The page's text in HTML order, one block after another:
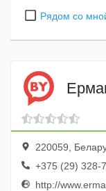
Рядом со
220059,
+375 (29) 328-
http://